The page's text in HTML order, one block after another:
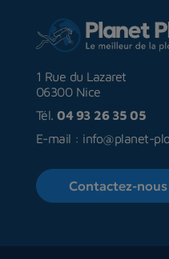
1 Rue du Lazaret
06300 Nice
Tél. 04 93 26 35 05
E-mail : info@planet-
Contactez-nous